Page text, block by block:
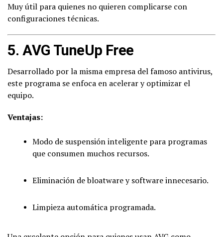
Muy útil para quienes no quieren complicarse con
configuraciones técnicas.
5. AVG TuneUp Free
Desarrollado por la misma empresa del famoso antivirus,
este programa se enfoca en acelerar y optimizar el
equipo.
Ventajas:
Modo de suspensión inteligente para programas
que consumen muchos recursos.
Eliminación de bloatware y software innecesario.
Limpieza automática programada.